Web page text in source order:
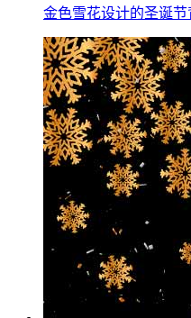
金色雪花设计的圣诞